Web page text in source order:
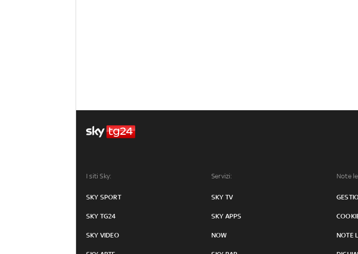
I siti Sky:
SKY SPORT
SKY TG24
SKY VIDEO
Servizi:
SKY TV
SKY APPS
NOW
Note
NOTE